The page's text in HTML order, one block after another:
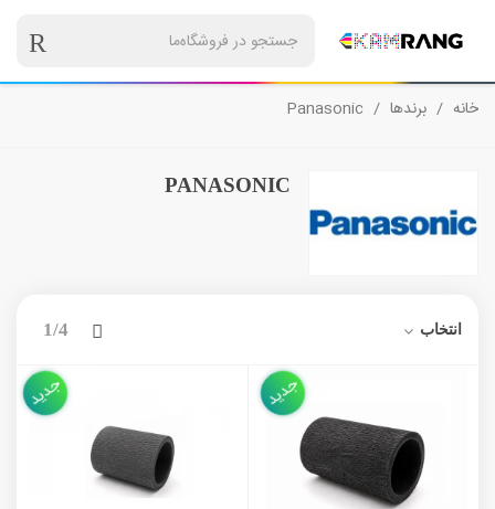
خانه / برندها /
Panasonic
PANASONIC
انتخاب 1/4
بعدی
جدید جدید